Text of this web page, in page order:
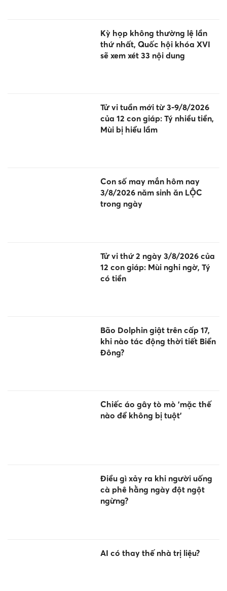
Kỳ họp không thường lệ lần
thứ nhất, Quốc hội khóa XVI
sẽ xem xét 33 nội dung
Tử vi tuần mới từ 3-9/8/2026
của 12 con giáp: Tý nhiều tiền,
Mùi bị hiểu lầm
Con số may mắn hôm nay
3/8/2026 năm sinh ăn LỘC
trong ngày
Tử vi thứ 2 ngày 3/8/2026 của
12 con giáp: Mùi nghi ngờ, Tý
có tiền
Bão Dolphin giật trên cấp 17,
khi nào tác động thời tiết Biển
Đông?
Chiếc áo gây tò mò 'mặc thế
nào để không bị tuột'
Điều gì xảy ra khi người uống
cà phê hằng ngày đột ngột
ngừng?
AI có thay thế nhà trị liệu?